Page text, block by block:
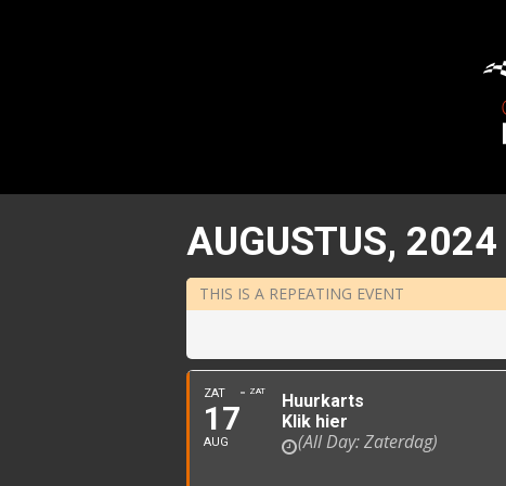
AUGUSTUS, 2024
THIS IS A REPEATING EVENT
ZAT
17
AUG
ZAT
Huurkarts
Klik hier
(All Day: Zaterdag)